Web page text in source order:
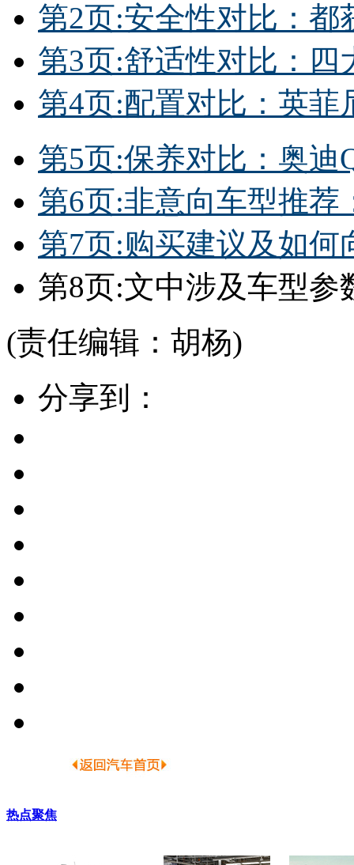
第2页:安全性对比：都
第3页:舒适性对比：四
第4页:配置对比：英菲
第5页:保养对比：奥迪
第6页:非意向车型推荐
第7页:购买建议及如何
第8页:文中涉及车型参
(责任编辑：胡杨)
分享到：
热点聚焦